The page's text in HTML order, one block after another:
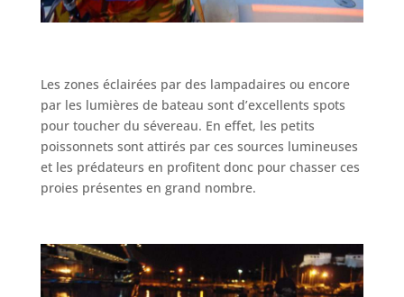
Les zones éclairées par des lampadaires ou encore
par les lumières de bateau sont d’excellents spots
pour toucher du sévereau. En effet, les petits
poissonnets sont attirés par ces sources lumineuses
et les prédateurs en profitent donc pour chasser ces
proies présentes en grand nombre.